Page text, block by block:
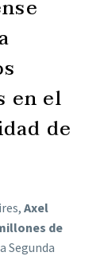
en el
de
Axel
de
Segunda